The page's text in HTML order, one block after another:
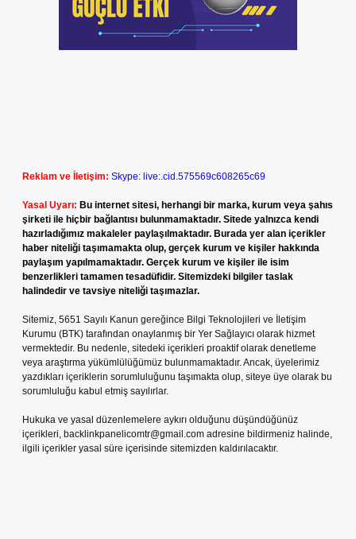
Reklam ve İletişim: Skype: live:.cid.575569c608265c69
Yasal Uyarı: Bu internet sitesi, herhangi bir marka, kurum veya şahıs
şirketi ile hiçbir bağlantısı bulunmamaktadır. Sitede yalnızca kendi
hazırladığımız makaleler paylaşılmaktadır. Burada yer alan içerikler
haber niteliği taşımamakta olup, gerçek kurum ve kişiler hakkında
paylaşım yapılmamaktadır. Gerçek kurum ve kişiler ile isim
benzerlikleri tamamen tesadüfidir. Sitemizdeki bilgiler taslak
halindedir ve tavsiye niteliği taşımazlar.
Sitemiz, 5651 Sayılı Kanun gereğince Bilgi Teknolojileri ve İletişim
Kurumu (BTK) tarafından onaylanmış bir Yer Sağlayıcı olarak hizmet
vermektedir. Bu nedenle, sitedeki içerikleri proaktif olarak denetleme
veya araştırma yükümlülüğümüz bulunmamaktadır. Ancak, üyelerimiz
yazdıkları içeriklerin sorumluluğunu taşımakta olup, siteye üye olarak bu
sorumluluğu kabul etmiş sayılırlar.
Hukuka ve yasal düzenlemelere aykırı olduğunu düşündüğünüz
içerikleri, backlinkpanelicomtr@gmail.com adresine bildirmeniz halinde,
ilgili içerikler yasal süre içerisinde sitemizden kaldırılacaktır.